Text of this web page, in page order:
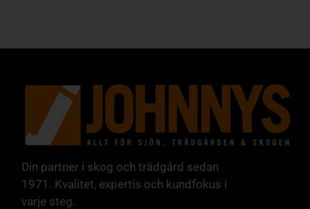
Din partner i skog och trädgård sedan
1971. Kvalitet, expertis och kundfokus i
varje steg.